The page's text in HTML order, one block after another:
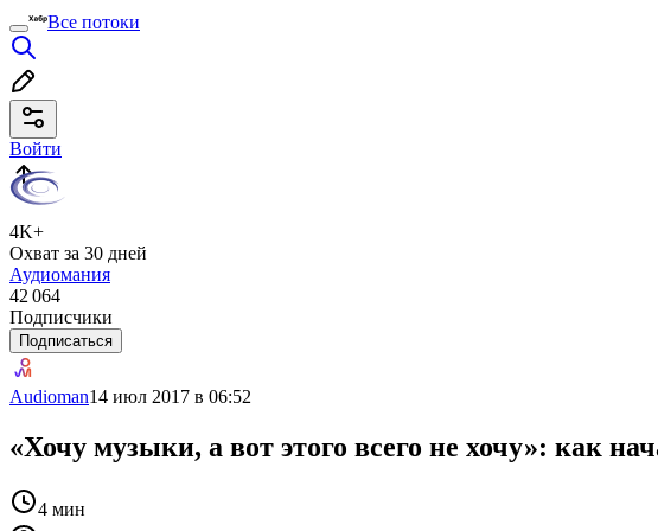
Все потоки
Войти
4K+
Охват за 30 дней
Аудиомания
42 064
Подписчики
Подписаться
Audioman14 июл 2017 в 06:52
«Хочу музыки, а вот этого всего не хочу»: как
4 мин